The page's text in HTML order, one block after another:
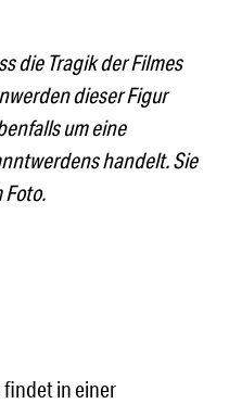
die Tragik der Filmes
dieser Figur
um eine
handelt. Sie
in einer